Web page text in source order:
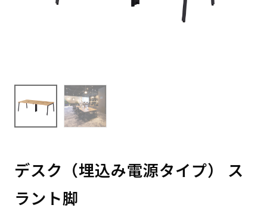
デスク（埋込み電源タイプ） ス
ラント脚